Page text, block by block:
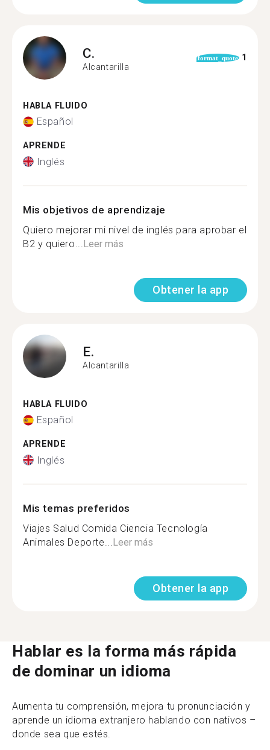
C.
Alcantarilla
format_quote 1
HABLA FLUIDO
Español
APRENDE
Inglés
Mis objetivos de aprendizaje
Quiero mejorar mi nivel de inglés para aprobar el
B2 y quiero... Leer más
Obtener la app
E.
Alcantarilla
HABLA FLUIDO
Español
APRENDE
Inglés
Mis temas preferidos
Viajes Salud Comida Ciencia Tecnología
Animales Deporte... Leer más
Obtener la app
Hablar es la forma más rápida
de dominar un idioma
Aumenta tu comprensión, mejora tu pronunciación y
aprende un idioma extranjero hablando con nativos –
donde sea que estés.